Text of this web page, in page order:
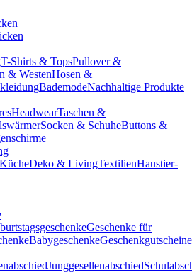
T-Shirts & TopsPullover &
& WestenHosen &
BademodeNachhaltige Produkte
HeadwearTaschen &
Socken & SchuheButtons &
KücheDeko & LivingTextilienHaustier-
Geschenke für
BabygeschenkeGeschenkgutscheine
Junggesellenabschied